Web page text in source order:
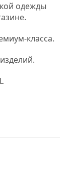
одежды
класса.